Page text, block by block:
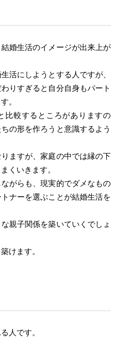
婚生活のイメージが出来上が
活にしようとする人ですが、
りすぎると自分自身もパート
。
比較するところがありますの
の形を作ろうと意識するよう
ますが、家庭の中では縁の下
くいきます。
がらも、現実的でダメなもの
ナーを選ぶことが結婚生活を
親子関係を築いていくでしょ
けます。
人です。